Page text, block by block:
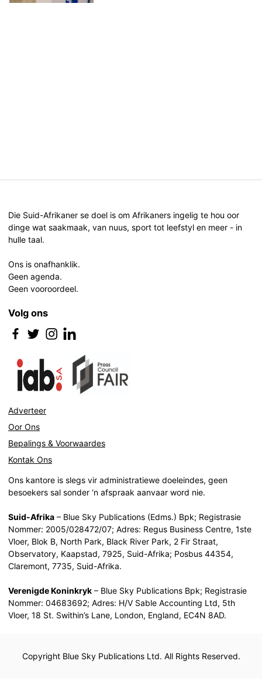
Die Suid-Afrikaner se doel is om Afrikaners ingelig te hou oor
dinge wat saakmaak, van nuus, sport tot leefstyl en meer - in
hulle taal.
Ons is onafhanklik.
Geen agenda.
Geen vooroordeel.
Volg ons
Adverteer
Oor Ons
Bepalings & Voorwaardes
Kontak Ons
Ons kantore is slegs vir administratiewe doeleindes, geen
besoekers sal sonder ‘n afspraak aanvaar word nie.
Suid-Afrika – Blue Sky Publications (Edms.) Bpk; Registrasie
Nommer: 2005/028472/07; Adres: Regus Business Centre, 1ste
Vloer, Blok B, North Park, Black River Park, 2 Fir Straat,
Observatory, Kaapstad, 7925, Suid-Afrika; Posbus 44354,
Claremont, 7735, Suid-Afrika.
Verenigde Koninkryk – Blue Sky Publications Bpk; Registrasie
Nommer: 04683692; Adres: H/V Sable Accounting Ltd, 5th
Vloer, 18 St. Swithin’s Lane, London, England, EC4N 8AD.
Copyright Blue Sky Publications Ltd. All Rights Reserved.